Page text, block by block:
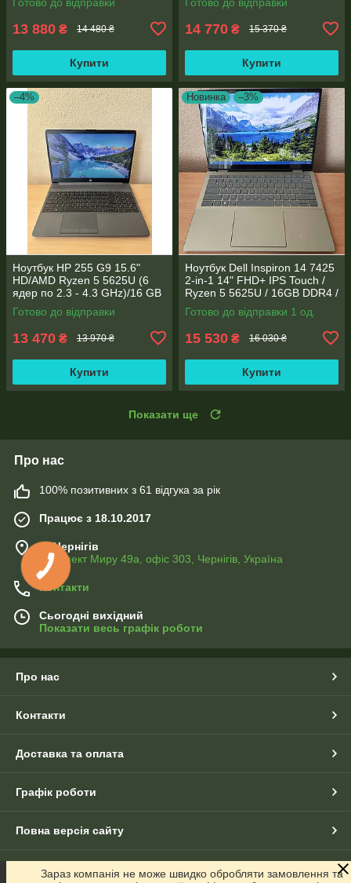
7/Type-C PD
13 880 ₴ 14 480 ₴
Купити
Vega 7 / WebCam
14 770 ₴ 15 370 ₴
Купити
–4%
Ноутбук HP 255 G9 15.6"
HD/AMD Ryzen 5 5625U (6
ядер по 2.3 - 4.3 GHz)/16 GB
DDR4/256GB SSD M.2/AMD
Radeon Vega 7/Web
Готово до відправки
13 470 ₴ 13 970 ₴
Купити
Новинка –3%
Ноутбук Dell Inspiron 14 7425
2-in-1 14" FHD+ IPS Touch /
Ryzen 5 5625U / 16GB DDR4 /
512GB SSD / Radeon Vega 7 /
WebCam
Готово до відправки 1 од.
15 530 ₴ 16 030 ₴
Купити
Показати ще
Про нас
100% позитивних з 61 відгука за рік
Працює з 18.10.2017
м. Чернігів
Проспект Миру 49а, офіс 303, Чернігів, Україна
Контакти
Сьогодні вихідний
Показати весь графік роботи
Про нас
Контакти
Доставка та оплата
Графік роботи
Повна версія сайту
Сайт створено на маркетплейсі Prom.ua
Зараз компанія не може швидко обробляти замовлення та